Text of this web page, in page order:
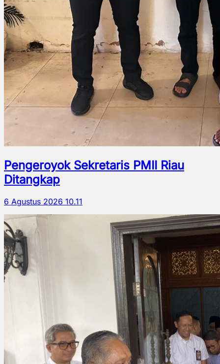
Pengeroyok Sekretaris PMII Riau
Ditangkap
6 Agustus 2026 10.11